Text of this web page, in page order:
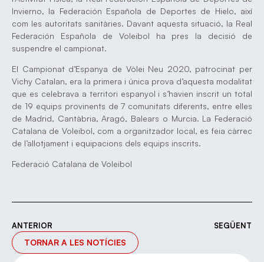
Invierno, la Federación Española de Deportes de Hielo, així
com les autoritats sanitàries. Davant aquesta situació, la Real
Federación Española de Voleibol ha pres la decisió de
suspendre el campionat.
El Campionat d’Espanya de Vòlei Neu 2020, patrocinat per
Vichy Catalan, era la primera i única prova d’aquesta modalitat
que es celebrava a territori espanyol i s’havien inscrit un total
de 19 equips provinents de 7 comunitats diferents, entre elles
de Madrid, Cantàbria, Aragó, Balears o Murcia. La Federació
Catalana de Voleibol, com a organitzador local, es feia càrrec
de l’allotjament i equipacions dels equips inscrits.
Federació Catalana de Voleibol
ANTERIOR SEGÜENT
TORNAR A LES NOTÍCIES